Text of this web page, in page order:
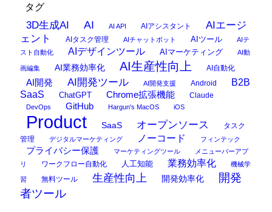
タグ
3D生成AI AI AI API AIアシスタント
AIエージ
ェント
AIタスク管理 AIチャットボット AIツール
AIテ
スト自動化
AIデザインツール AIマーケティング AI動
画編集 AI業務効率化 AI生産性向上 AI自動化
AI開発 AI開発ツール AI開発支援 Android
B2B
SaaS
ChatGPT Chrome拡張機能 Claude
DevOps GitHub Hargun's MacOS iOS
Product SaaS オープンソース
タスク
管理
デジタルマーケティング ノーコード フィンテック
プライバシー保護 マーケティングツール
メニューバーアプ
リ
ワークフロー自動化 人工知能 業務効率化 機械学
習 無料ツール 生産性向上 開発効率化
開発
者ツール